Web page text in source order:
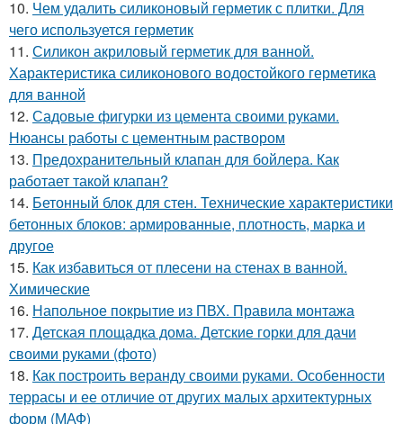
10. Чем удалить силиконовый герметик с плитки. Для
чего используется герметик
11. Силикон акриловый герметик для ванной.
Характеристика силиконового водостойкого герметика
для ванной
12. Садовые фигурки из цемента своими руками.
Нюансы работы с цементным раствором
13. Предохранительный клапан для бойлера. Как
работает такой клапан?
14. Бетонный блок для стен. Технические характеристики
бетонных блоков: армированные, плотность, марка и
другое
15. Как избавиться от плесени на стенах в ванной.
Химические
16. Напольное покрытие из ПВХ. Правила монтажа
17. Детская площадка дома. Детские горки для дачи
своими руками (фото)
18. Как построить веранду своими руками. Особенности
террасы и ее отличие от других малых архитектурных
форм (МАФ)